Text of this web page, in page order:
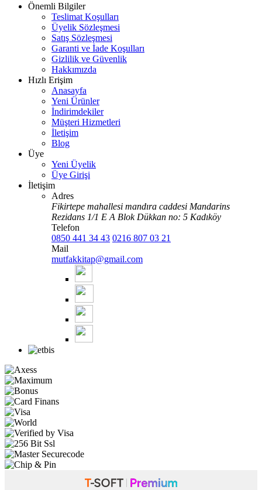
Önemli Bilgiler
Teslimat Koşulları
Üyelik Sözleşmesi
Satış Sözleşmesi
Garanti ve İade Koşulları
Gizlilik ve Güvenlik
Hakkımızda
Hızlı Erişim
Anasayfa
Yeni Ürünler
İndirimdekiler
Müşteri Hizmetleri
İletişim
Blog
Üye
Yeni Üyelik
Üye Girişi
İletişim
Adres
Fikirtepe mahallesi mandıra caddesi Mandarins
Rezidans 1/1 E A Blok Dükkan no: 5 Kadıköy
Telefon
0850 441 34 43 0216 807 03 21
Mail
mutfakkitap@gmail.com